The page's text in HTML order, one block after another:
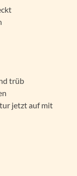
trüb
jetzt auf mit